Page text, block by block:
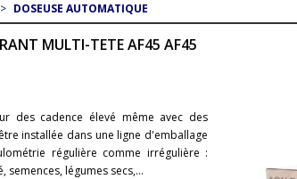
> DOSEUSE AUTOMATIQUE
MULTI-TETE AF45 AF45
des cadence élevé même avec des
installée dans une ligne d'emballage
régulière comme irrégulière :
légumes secs,...